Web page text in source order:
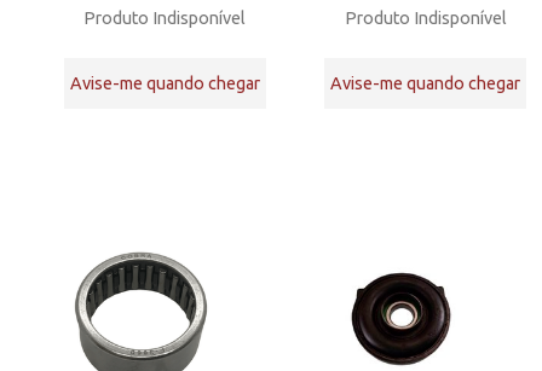
Produto Indisponível
Avise-me quando chegar
Produto Indisponível
Avise-me quando chegar